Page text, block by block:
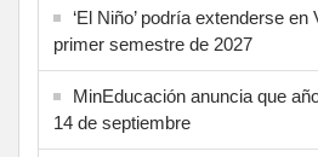
‘El Niño’ podría extenderse
primer semestre de 2027
MinEducación anuncia que
14 de septiembre